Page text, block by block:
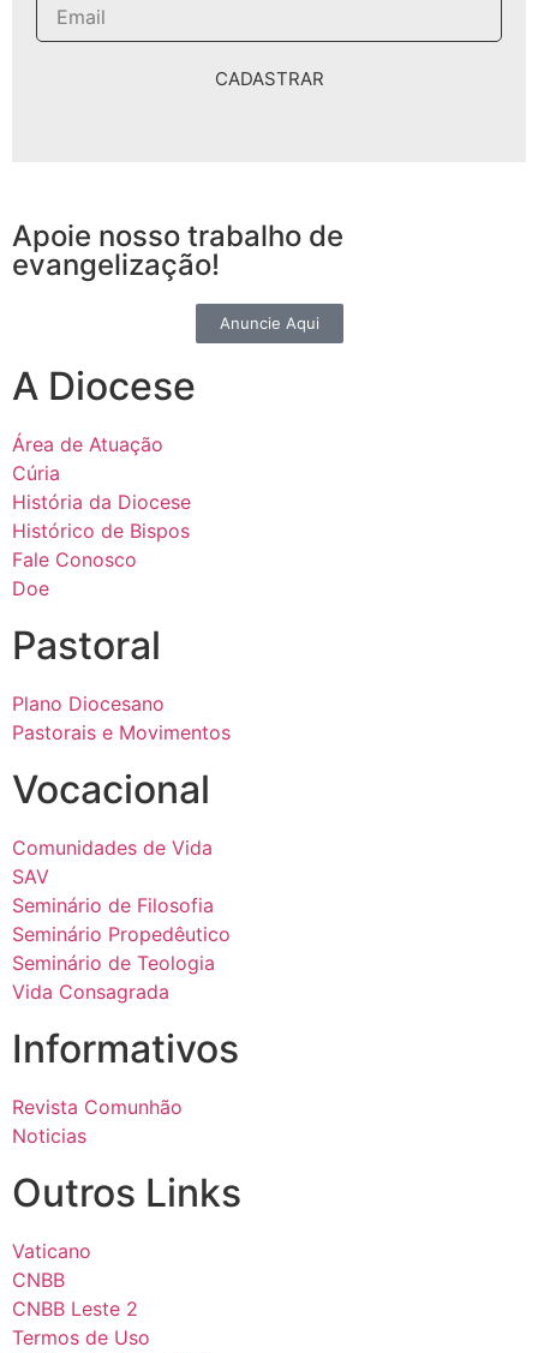
CADASTRAR
Apoie nosso trabalho de
evangelização!
Anuncie Aqui
A Diocese
Área de Atuação
Cúria
História da Diocese
Histórico de Bispos
Fale Conosco
Doe
Pastoral
Plano Diocesano
Pastorais e Movimentos
Vocacional
Comunidades de Vida
SAV
Seminário de Filosofia
Seminário Propedêutico
Seminário de Teologia
Vida Consagrada
Informativos
Revista Comunhão
Noticias
Outros Links
Vaticano
CNBB
CNBB Leste 2
Termos de Uso